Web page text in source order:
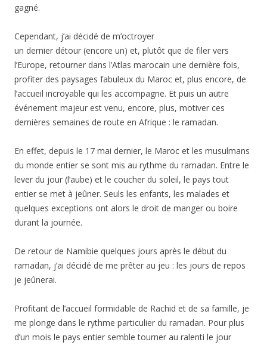
gagné.
Cependant, j’ai décidé de m’octroyer
un dernier détour (encore un) et, plutôt que de filer vers
l’Europe, retourner dans l’Atlas marocain une dernière fois,
profiter des paysages fabuleux du Maroc et, plus encore, de
l’accueil incroyable qui les accompagne. Et puis un autre
événement majeur est venu, encore, plus, motiver ces
dernières semaines de route en Afrique : le ramadan.
En effet, depuis le 17 mai dernier, le Maroc et les musulmans
du monde entier se sont mis au rythme du ramadan. Entre le
lever du jour (l’aube) et le coucher du soleil, le pays tout
entier se met à jeûner. Seuls les enfants, les malades et
quelques exceptions ont alors le droit de manger ou boire
durant la journée.
De retour de Namibie quelques jours après le début du
ramadan, j’ai décidé de me prêter au jeu : les jours de repos
je jeûnerai.
Profitant de l’accueil formidable de Rachid et de sa famille, je
me plonge dans le rythme particulier du ramadan. Pour plus
d’un mois le pays entier semble tourner au ralenti le jour